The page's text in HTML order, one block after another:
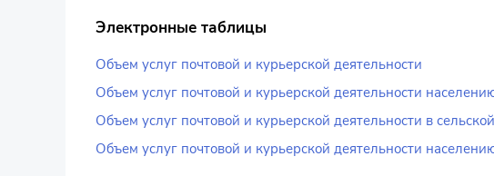
Электронные таблицы
Объем услуг почтовой и курьерской деятельности
Объем услуг почтовой и курьерской деятельности
Объем услуг почтовой и курьерской деятельности в
Объем услуг почтовой и курьерской деятельности